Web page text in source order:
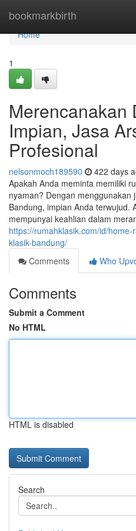
bookmarkbirth
Home
Home
1
Merencanakan
Impian, Jasa
Profesional
nelsonmoch189590 422 days
Apakah Anda meminta memiliki
nyaman? Dengan menggunakan
Bandung, impian Anda terwujud.
mempunyai keahlian dalam
https://rumahklasik.com/id/
klasik-bandung/
Comments
Who
Comments
Submit a Comment
No HTML
HTML is disabled
Search